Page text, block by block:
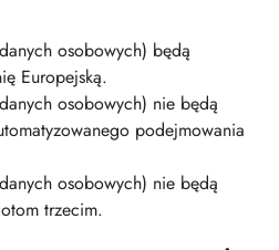
osobowych) będą
Europejską.
osobowych) nie będą
podejmowania
osobowych) nie będą
trzecim.